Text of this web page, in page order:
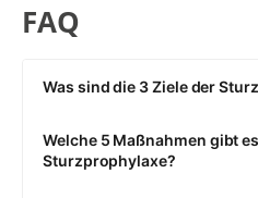
FAQ
Was sind die 3 Ziele der
Stürze erkennen und
Koordination und Kraft
Welche 5 Maßnahmen gibt
Sturzprophylaxe?